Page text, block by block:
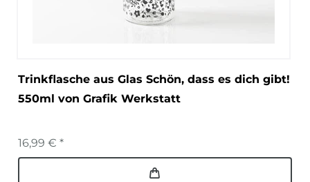
Trinkflasche aus Glas Schön, dass es dich gibt!
550ml von Grafik Werkstatt
16,99 € *